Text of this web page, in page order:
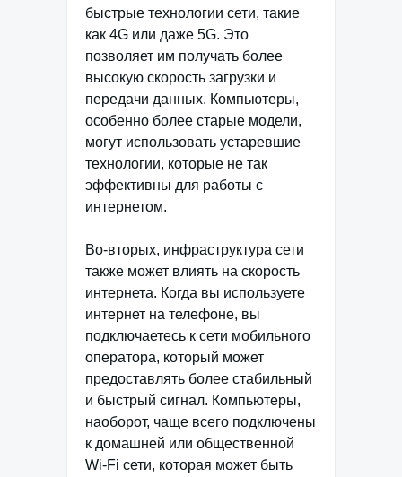
быстрые технологии сети, такие
как 4G или даже 5G. Это
позволяет им получать более
высокую скорость загрузки и
передачи данных. Компьютеры,
особенно более старые модели,
могут использовать устаревшие
технологии, которые не так
эффективны для работы с
интернетом.
Во-вторых, инфраструктура сети
также может влиять на скорость
интернета. Когда вы используете
интернет на телефоне, вы
подключаетесь к сети мобильного
оператора, который может
предоставлять более стабильный
и быстрый сигнал. Компьютеры,
наоборот, чаще всего подключены
к домашней или общественной
Wi-Fi сети, которая может быть